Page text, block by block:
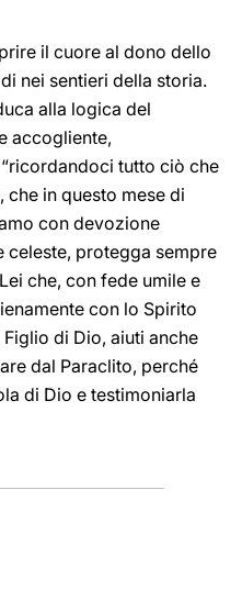
il cuore al dono dello
nei sentieri della storia.
alla logica del
accogliente,
tutto ciò che
che in questo mese di
con devozione
celeste, protegga sempre
che, con fede umile e
con lo Spirito
di Dio, aiuti anche
dal Paraclito, perché
di Dio e testimoniarla